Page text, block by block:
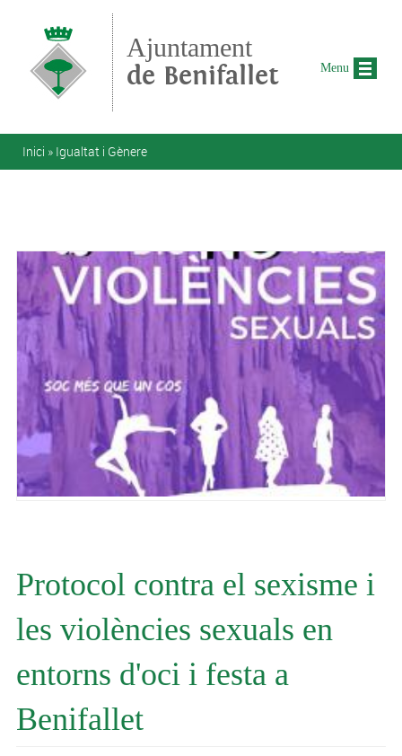
Ajuntament
de Benifallet
Esteu aquí
Inici » Igualtat i Gènere
Protocol contra el sexisme i
les violències sexuals en
entorns d'oci i festa a
Benifallet
Menu